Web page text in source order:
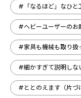
#「なるほど」なひと
#ヘビーユーザーのお
#家具も機械も取り扱
#細かすぎて説明しな
#ととのえます（片づ